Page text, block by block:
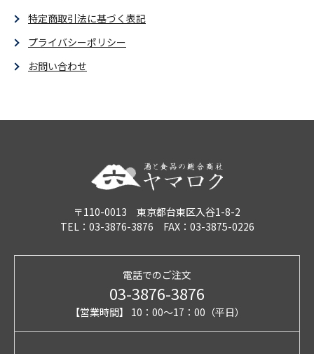
特定商取引法に基づく表記
プライバシーポリシー
お問い合わせ
〒110-0013 東京都台東区入谷1-8-2
TEL：03-3876-3876 FAX：03-3875-0226
電話でのご注文
03-3876-3876
【営業時間】 10：00～17：00（平日）